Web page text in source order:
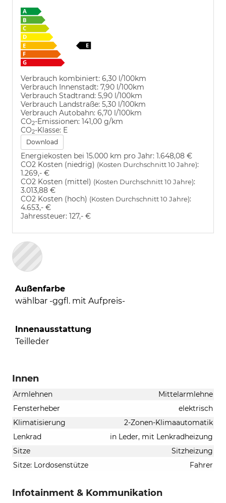
Verbrauch kombiniert: 6,30 l/100km
Verbrauch Innenstadt: 7,90 l/100km
Verbrauch Stadtrand: 5,90 l/100km
Verbrauch Landstraße: 5,30 l/100km
Verbrauch Autobahn: 6,70 l/100km
CO2-Emissionen: 141,00 g/km
CO2-Klasse: E
Download
Energiekosten bei 15.000 km pro Jahr: 1.648,08 €
CO2 Kosten (niedrig) (Kosten Durchschnitt 10 Jahre):
1.269,- €
CO2 Kosten (mittel) (Kosten Durchschnitt 10 Jahre):
3.013,88 €
CO2 Kosten (hoch) (Kosten Durchschnitt 10 Jahre):
4.653,- €
Jahressteuer: 127,- €
Außenfarbe
wählbar -ggfl. mit Aufpreis-
Innenausstattung
Teilleder
Innen
Armlehnen
Mittelarmlehne
Fensterheber
elektrisch
Klimatisierung
2-Zonen-Klimaautomatik
Lenkrad
in Leder, mit Lenkradheizung
Sitze
Sitzheizung
Sitze: Lordosenstütze
Fahrer
Infotainment & Kommunikation